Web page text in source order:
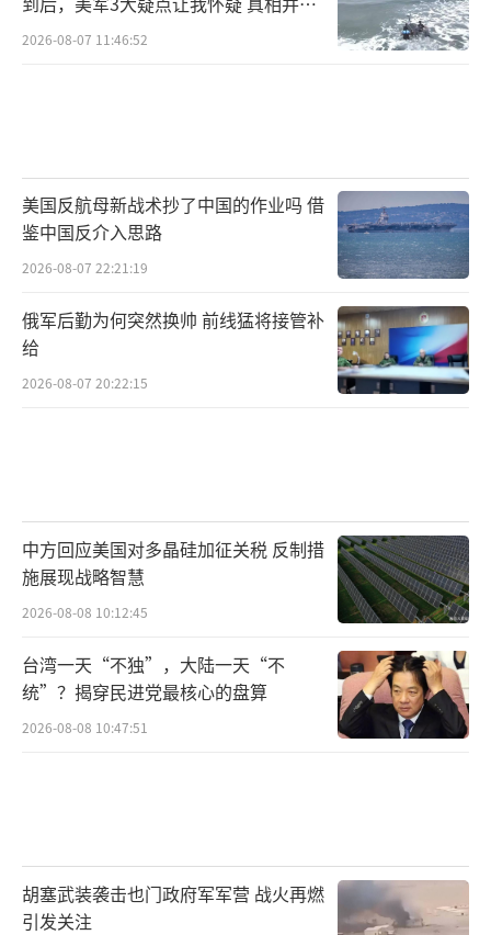
如此
2026-08-07 11:46:52
美国反航母新战术抄了中国的作业吗 借
鉴中国反介入思路
2026-08-07 22:21:19
俄军后勤为何突然换帅 前线猛将接管补
给
2026-08-07 20:22:15
中方回应美国对多晶硅加征关税 反制措
施展现战略智慧
2026-08-08 10:12:45
台湾一天“不独”，大陆一天“不
统”？揭穿民进党最核心的盘算
2026-08-08 10:47:51
胡塞武装袭击也门政府军军营 战火再燃
引发关注